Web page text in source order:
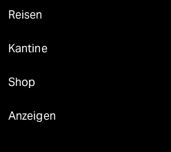
Reisen
Kantine
Shop
Anzeigen